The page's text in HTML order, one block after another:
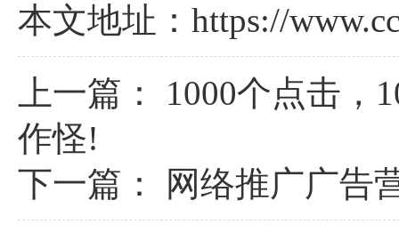
本文地址： https://
上一篇： 1000个点击，
作怪!
下一篇：
网络推广广告